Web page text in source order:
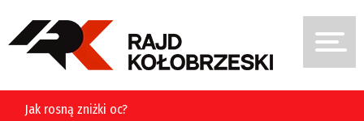
Jak rosną zniżki oc?